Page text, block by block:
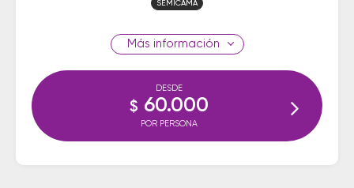
SEMICAMA
información
DESDE
$ 60.000
POR PERSONA